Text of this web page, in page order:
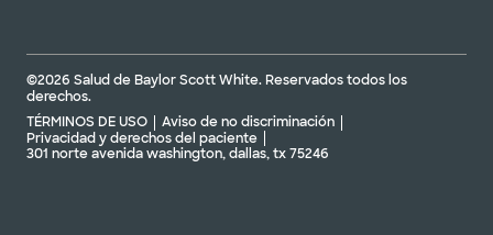
©2026 Salud de Baylor Scott White. Reservados todos los
derechos.
TÉRMINOS DE USO
Aviso de no discriminación
Privacidad y derechos del paciente
301 norte avenida washington, dallas, tx 75246